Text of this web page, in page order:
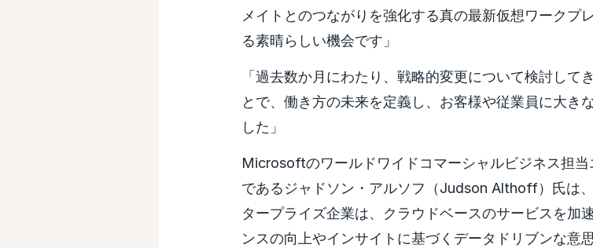
メイトとのつながりを強化する真の最新仮想ワークプ
る素晴らしい機会です」
「過去数か月にわたり、戦略的変更について検討して
とで、働き方の未来を定義し、お客様や従業員に大き
した」
Microsoftのワールドワイドコマーシャルビジネス担
であるジャドソン・アルソフ（Judson Althoff）氏は
タープライズ企業は、クラウドベースのサービスを加
ンスの向上やインサイトに基づくデータドリブンな意